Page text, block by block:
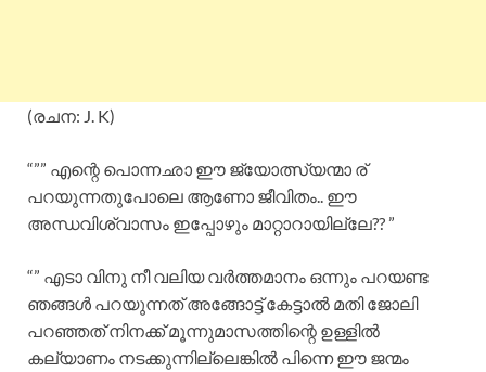
(രചന: J. K)
“”” എന്റെ പൊന്നഛാ ഈ ജ്യോത്സ്യന്മാ ര്
പറയുന്നതുപോലെ ആണോ ജീവിതം.. ഈ
അന്ധവിശ്വാസം ഇപ്പോഴും മാറ്റാറായില്ലേ?? ”
“” എടാ വിനു നീ വലിയ വർത്തമാനം ഒന്നും പറയണ്ട
ഞങ്ങൾ പറയുന്നത് അങ്ങോട്ട് കേട്ടാൽ മതി ജോലി
പറഞ്ഞത് നിനക്ക് മൂന്നുമാസത്തിന്റെ ഉള്ളിൽ
കല്യാണം നടക്കുന്നില്ലെങ്കിൽ പിന്നെ ഈ ജന്മം